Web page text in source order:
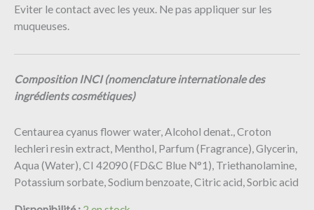
Eviter le contact avec les yeux. Ne pas appliquer sur les
muqueuses.
Composition INCI (nomenclature internationale des
ingrédients cosmétiques)
Centaurea cyanus flower water, Alcohol denat., Croton
lechleri resin extract, Menthol, Parfum (Fragrance), Glycerin,
Aqua (Water), CI 42090 (FD&C Blue N°1), Triethanolamine,
Potassium sorbate, Sodium benzoate, Citric acid, Sorbic acid